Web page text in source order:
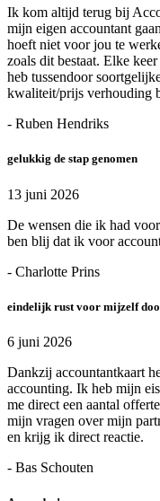
Ik kom altijd terug bij
mijn eigen accountant
hoeft niet voor jou te
zoals dit bestaat. Elke
heb tussendoor
kwaliteit/prijs verhouding
- Ruben Hendriks
gelukkig de stap genomen
13 juni 2026
De wensen die ik had
ben blij dat ik voor
- Charlotte Prins
eindelijk rust voor mijzelf
6 juni 2026
Dankzij accountantkaart
accounting. Ik heb mijn
me direct een aantal
mijn vragen over mijn
en krijg ik direct reactie.
- Bas Schouten